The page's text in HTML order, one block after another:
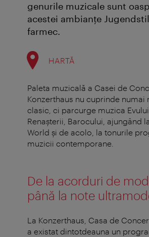
genurile muzicale sunt
acestei ambianţe
farmec.
HARTĂ
Paleta muzicală a Casei de
Konzerthaus nu cuprinde numai
clasic, ci parcurge muzica Evului
Renaşterii, Barocului, ajungând
World şi de acolo, la tonurile
muzicii contemporane.
De la acorduri de
până la note
La Konzerthaus, Casa de
a existat dintotdeauna un